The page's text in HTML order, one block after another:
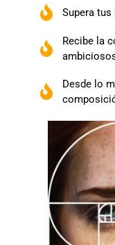
Supera
Recibe la
Desde lo